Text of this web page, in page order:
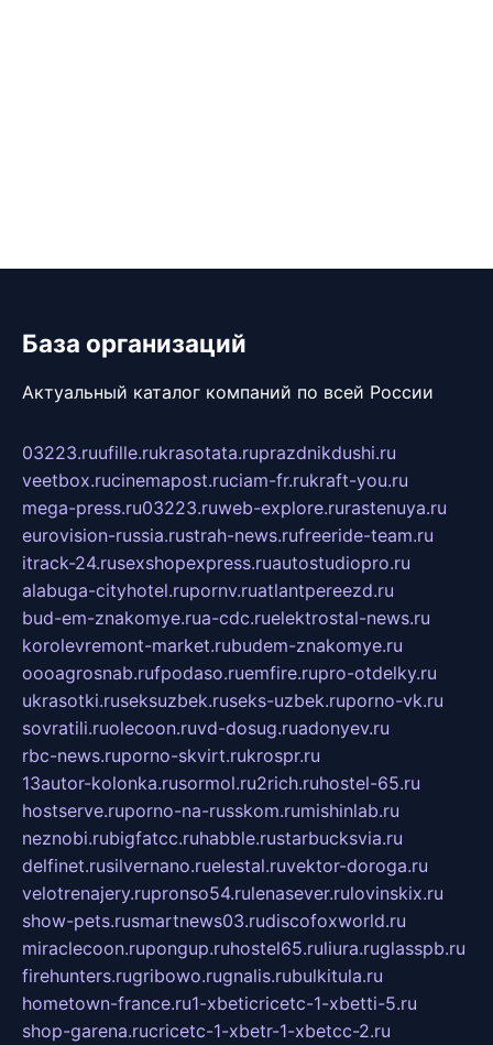
База организаций
Актуальный каталог компаний по всей России
03223.ruufille.rukrasotata.ruprazdnikdushi.ru
veetbox.rucinemapost.ruciam-fr.rukraft-you.ru
mega-press.ru03223.ruweb-explore.rurastenuya.ru
eurovision-russia.rustrah-news.rufreeride-team.ru
itrack-24.rusexshopexpress.ruautostudiopro.ru
alabuga-cityhotel.rupornv.ruatlantpereezd.ru
bud-em-znakomye.rua-cdc.ruelektrostal-news.ru
korolevremont-market.rubudem-znakomye.ru
oooagrosnab.rufpodaso.ruemfire.rupro-otdelky.ru
ukrasotki.ruseksuzbek.ruseks-uzbek.ruporno-vk.ru
sovratili.ruolecoon.ruvd-dosug.ruadonyev.ru
rbc-news.ruporno-skvirt.rukrospr.ru
13autor-kolonka.rusormol.ru2rich.ruhostel-65.ru
hostserve.ruporno-na-russkom.rumishinlab.ru
neznobi.rubigfatcc.ruhabble.rustarbucksvia.ru
delfinet.rusilvernano.ruelestal.ruvektor-doroga.ru
velotrenajery.rupronso54.rulenasever.rulovinskix.ru
show-pets.rusmartnews03.rudiscofoxworld.ru
miraclecoon.rupongup.ruhostel65.ruliura.ruglasspb.ru
firehunters.rugribowo.rugnalis.rubulkitula.ru
hometown-france.ru1-xbeticricetc-1-xbetti-5.ru
shop-garena.rucricetc-1-xbetr-1-xbetcc-2.ru